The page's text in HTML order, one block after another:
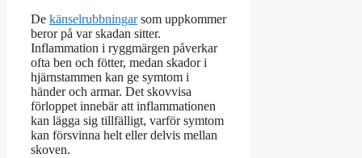
De känselrubbningarsom uppkommer
beror på var skadan sitter.
Inflammation i ryggmärgen påverkar
ofta ben och fötter, medan skador i
hjärnstammen kan ge symtom i
händer och armar. Det skovvisa
förloppet innebär att inflammationen
kan lägga sig tillfälligt, varför symtom
kan försvinna helt eller delvis mellan
skoven.